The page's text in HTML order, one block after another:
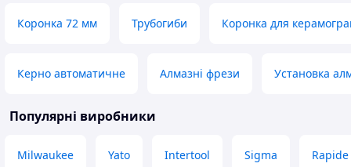
Коронка 72 мм Трубогиби Коронка для
Керно автоматичне Алмазні фрези Установка
Популярні виробники
Milwaukee Yato Intertool Sigma Rapide